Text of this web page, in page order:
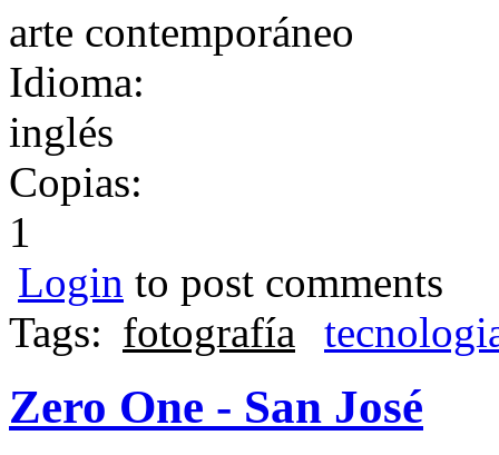
arte contemporáneo
Idioma:
inglés
Copias:
1
Login to post comments
Tags: fotografía
Zero One - San José